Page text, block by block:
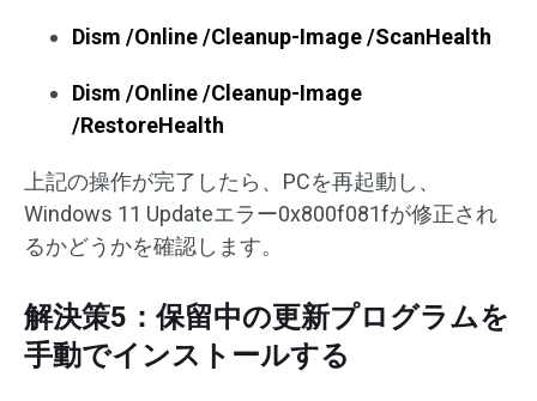
Dism /Online /Cleanup-Image /ScanHealth
Dism /Online /Cleanup-Image
/RestoreHealth
上記の操作が完了したら、PCを再起動し、
Windows 11 Updateエラー0x800f081fが修正され
るかどうかを確認します。
解決策5：保留中の更新プログラムを
手動でインストールする